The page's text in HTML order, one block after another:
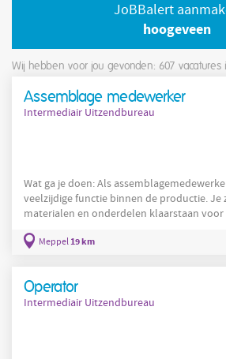
JoBBalert
hoogeveen
Wij hebben voor jou gevonden: 607 vacatures
Assemblage medewerker
Intermediair Uitzendbureau
Wat ga je doen: Als assemblagemedewerker heb je een
veelzijdige functie binnen de productie.
materialen en onderdelen klaarstaan
eindproducten. Aan de hand van
van het productieproces. Je werkzaamheden bestaan onder
andere uit:
Meppel19 km
Operator
Intermediair Uitzendbureau